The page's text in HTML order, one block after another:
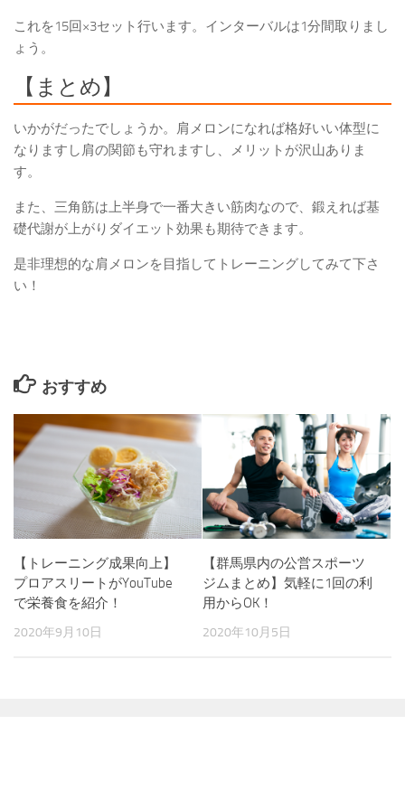
これを15回×3セット行います。インターバルは1分間取りまし
ょう。
【まとめ】
いかがだったでしょうか。肩メロンになれば格好いい体型に
なりますし肩の関節も守れますし、メリットが沢山ありま
す。
また、三角筋は上半身で一番大きい筋肉なので、鍛えれば基
礎代謝が上がりダイエット効果も期待できます。
是非理想的な肩メロンを目指してトレーニングしてみて下さ
い！
おすすめ
【トレーニング成果向上】
プロアスリートがYouTube
で栄養食を紹介！
2020年9月10日
【群馬県内の公営スポーツ
ジムまとめ】気軽に1回の利
用からOK！
2020年10月5日